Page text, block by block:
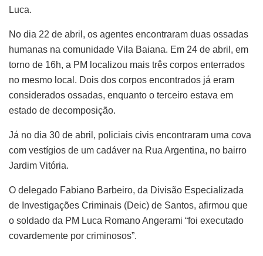
Luca.
No dia 22 de abril, os agentes encontraram duas ossadas
humanas na comunidade Vila Baiana. Em 24 de abril, em
torno de 16h, a PM localizou mais três corpos enterrados
no mesmo local. Dois dos corpos encontrados já eram
considerados ossadas, enquanto o terceiro estava em
estado de decomposição.
Já no dia 30 de abril, policiais civis encontraram uma cova
com vestígios de um cadáver na Rua Argentina, no bairro
Jardim Vitória.
O delegado Fabiano Barbeiro, da Divisão Especializada
de Investigações Criminais (Deic) de Santos, afirmou que
o soldado da PM Luca Romano Angerami “foi executado
covardemente por criminosos”.